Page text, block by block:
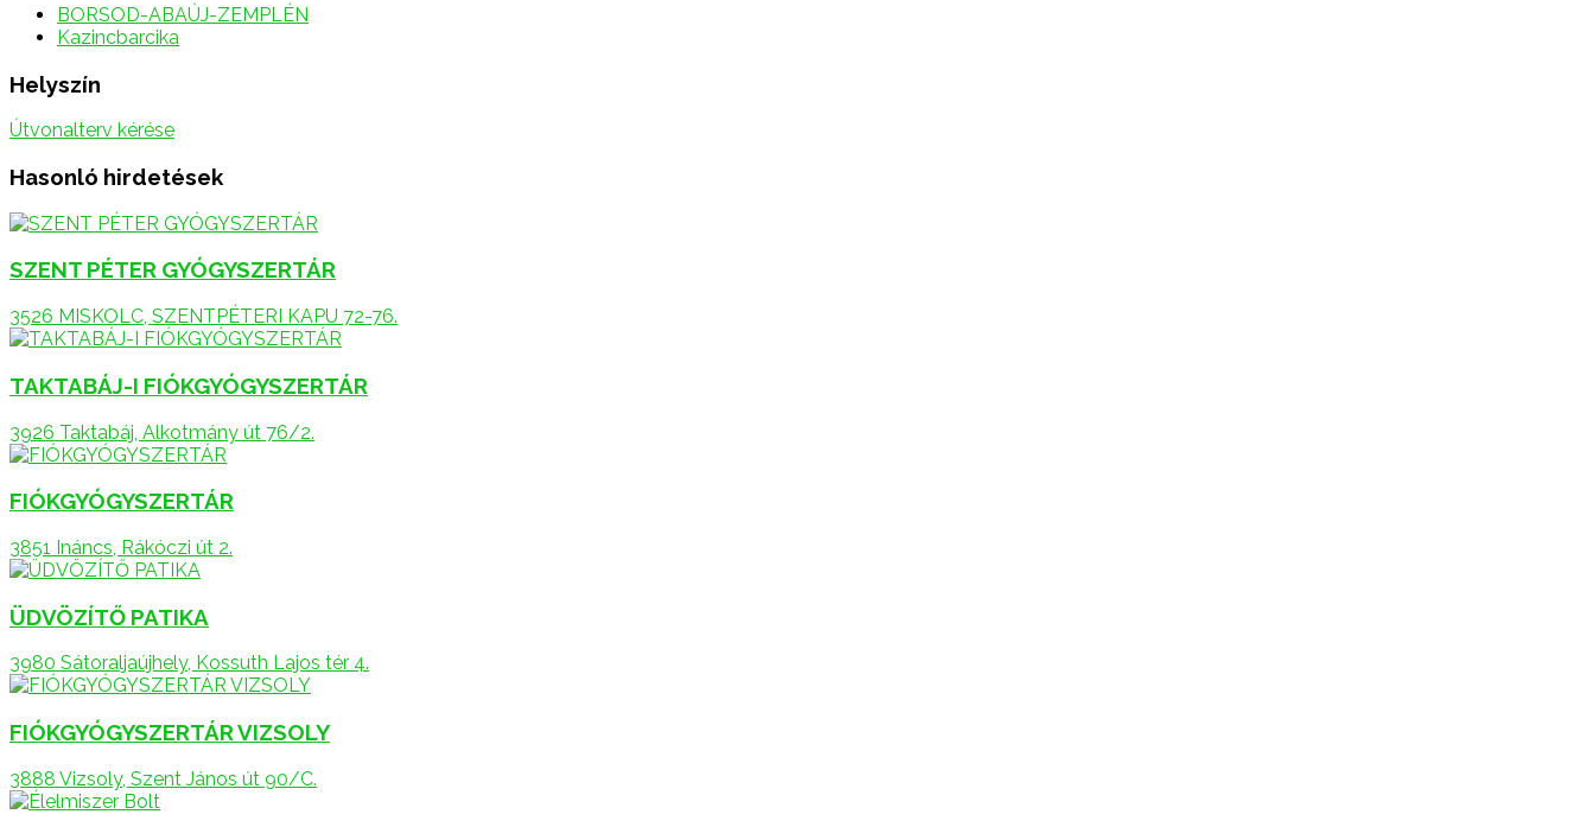
BORSOD-ABAÚJ-ZEMPLÉN
Kazincbarcika
Helyszín
Útvonalterv kérése
Hasonló hirdetések
SZENT PÉTER GYÓGYSZERTÁR
3526 MISKOLC, SZENTPÉTERI KAPU 72-76.
TAKTABÁJ-I FIÓKGYÓGYSZERTÁR
3926 Taktabáj, Alkotmány út 76/2.
FIÓKGYÓGYSZERTÁR
3851 Ináncs, Rákóczi út 2.
ÜDVÖZÍTŐ PATIKA
3980 Sátoraljaújhely, Kossuth Lajos tér 4.
FIÓKGYÓGYSZERTÁR VIZSOLY
3888 Vizsoly, Szent János út 90/C.